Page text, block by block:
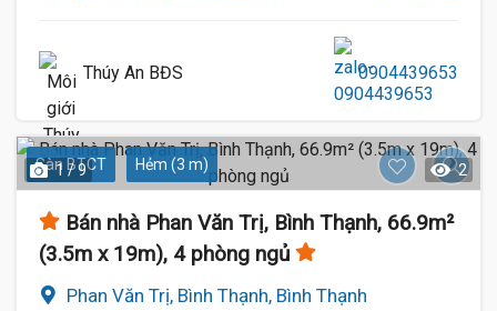
Thúy An BĐS 0904439653
Sàn BTCT Hẻm (3 m)
1 / 9 2
Bán nhà Phan Văn Trị, Bình Thạnh, 66.9m²
(3.5m x 19m), 4 phòng ngủ
Phan Văn Trị, Bình Thạnh, Bình Thạnh